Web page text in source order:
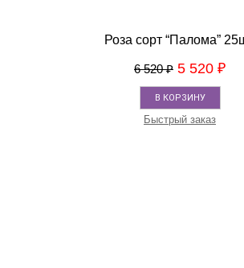
Роза сорт “Палома”
6 520₽ 5 520 ₽
В КОРЗИНУ
Быстрый заказ